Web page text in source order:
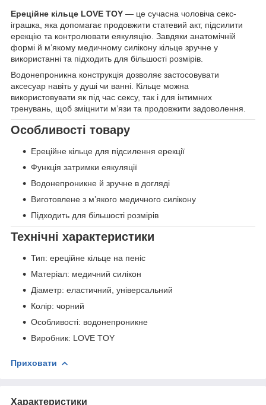
Ереційне кільце LOVE TOY — це сучасна чоловіча секс-
іграшка, яка допомагає продовжити статевий акт, підсилити
ерекцію та контролювати еякуляцію. Завдяки анатомічній
формі й м’якому медичному силікону кільце зручне у
використанні та підходить для більшості розмірів.
Водонепроникна конструкція дозволяє застосовувати
аксесуар навіть у душі чи ванні. Кільце можна
використовувати як під час сексу, так і для інтимних
тренувань, щоб зміцнити м’язи та продовжити задоволення.
Особливості товару
Ереційне кільце для підсилення ерекції
Функція затримки еякуляції
Водонепроникне й зручне в догляді
Виготовлене з м’якого медичного силікону
Підходить для більшості розмірів
Технічні характеристики
Тип: ереційне кільце на пеніс
Матеріал: медичний силікон
Діаметр: еластичний, універсальний
Колір: чорний
Особливості: водонепроникне
Виробник: LOVE TOY
Приховати
Характеристики